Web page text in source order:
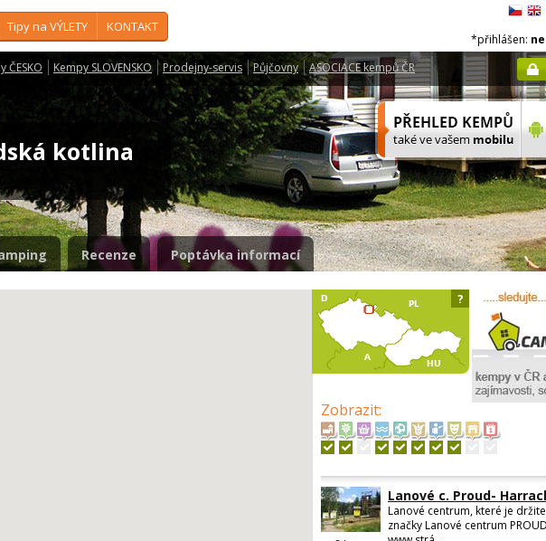
Tipy na VÝLETY KONTAKT
ČESKO Kempy SLOVENSKO Prodejny-servis Půjčovny ASOCIACE kempů ČR
*přihlášen:
kotlina
Recenze Poptávka informací
?
Zobrazit:
Lanové c. Proud-
Lanové centrum, které je
značky Lanové centrum